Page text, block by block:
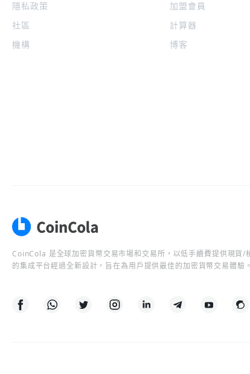
隱私政策
社區
機構
加盟會員
計算器
博客
CoinCola 是全球加密貨幣交易市場和交易所，以低手續費提供現貨/
的集成平台經過全新設計，旨在為用戶提供最佳的加密貨幣交易體驗。